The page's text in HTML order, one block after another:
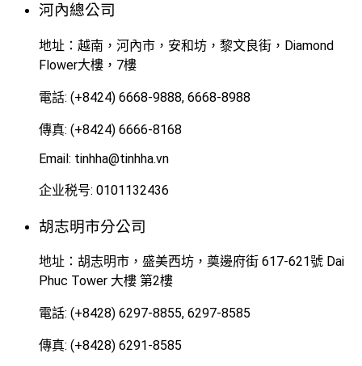
河內總公司
地址：越南，河內市，安和坊，黎文良街，Diamond
Flower大樓，7樓
電話: (+8424) 6668-9888, 6668-8988
傳真: (+8424) 6666-8168
Email: tinhha@tinhha.vn
企业税号: 0101132436
胡志明市分公司
地址：胡志明市，盛美西坊，奠邊府街 617-621號 Dai
Phuc Tower 大樓 第2樓
電話: (+8428) 6297-8855, 6297-8585
傳真: (+8428) 6291-8585